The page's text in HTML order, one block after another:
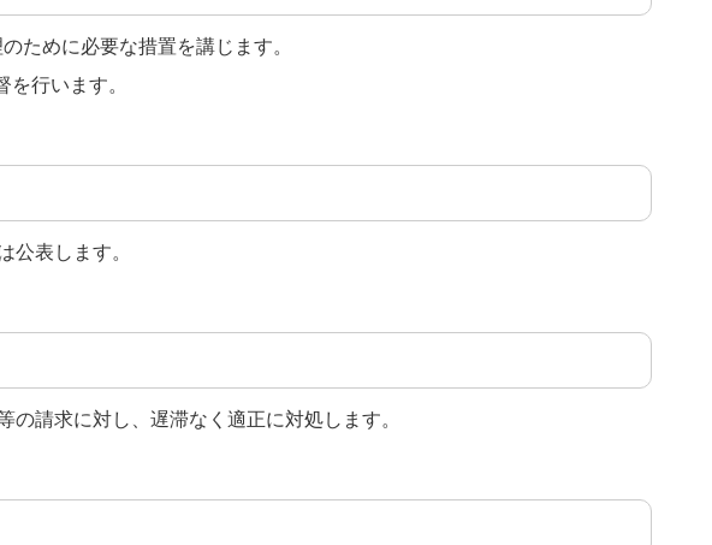
ために必要な措置を講じます。
行います。
公表します。
請求に対し、遅滞なく適正に対処します。